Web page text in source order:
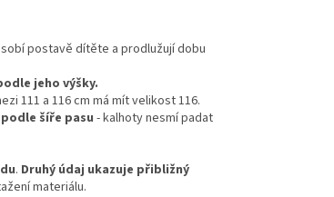
postavě dítěte a prodlužují dobu
jeho výšky.
111 a 116 cm má mít velikost 116.
šíře pasu - kalhoty nesmí padat
. Druhý údaj ukazuje přibližný
materiálu.